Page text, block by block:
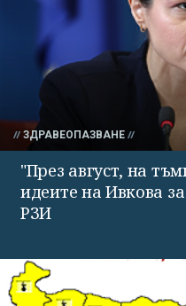
ЗДРАВЕОПАЗВАНЕ
"През август, на
идеите на Ивкова
РЗИ